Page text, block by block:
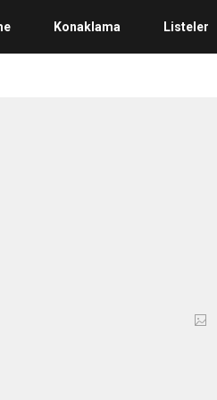
Konaklama Listeler